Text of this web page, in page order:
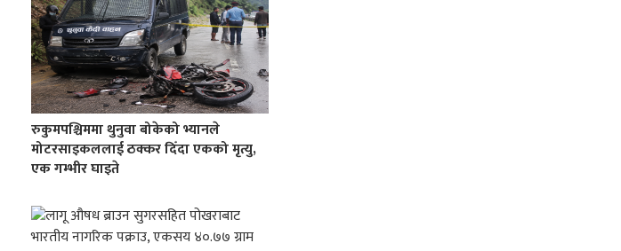
रुकुमपश्चिममा थुनुवा बोकेको भ्यानले
मोटरसाइकललाई ठक्कर दिँदा एकको मृत्यु,
एक गम्भीर घाइते